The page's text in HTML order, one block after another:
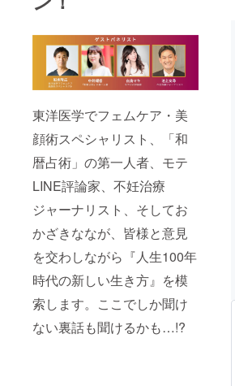
東洋医学でフェムケア・美
顔術スペシャリスト、「和
暦占術」の第一人者、モテ
LINE評論家、不妊治療
ジャーナリスト、そしてお
かざきななが、皆様と意見
を交わしながら『人生100年
時代の新しい生き方』を模
索します。ここでしか聞け
ない裏話も聞けるかも…!?